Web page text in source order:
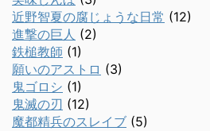
近野智夏の腐じょうな日常 (12)
進撃の巨人 (2)
鉄槌教師 (1)
願いのアストロ (3)
鬼ゴロシ (1)
鬼滅の刃 (12)
魔都精兵のスレイブ (5)